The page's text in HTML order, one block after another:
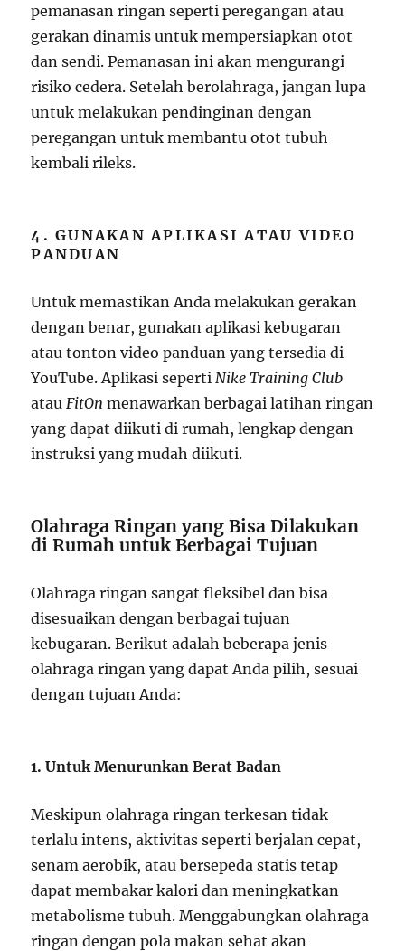
pemanasan ringan seperti peregangan atau
gerakan dinamis untuk mempersiapkan otot
dan sendi. Pemanasan ini akan mengurangi
risiko cedera. Setelah berolahraga, jangan lupa
untuk melakukan pendinginan dengan
peregangan untuk membantu otot tubuh
kembali rileks.
4. GUNAKAN APLIKASI ATAU VIDEO
PANDUAN
Untuk memastikan Anda melakukan gerakan
dengan benar, gunakan aplikasi kebugaran
atau tonton video panduan yang tersedia di
YouTube. Aplikasi seperti Nike Training Club
atau FitOn menawarkan berbagai latihan ringan
yang dapat diikuti di rumah, lengkap dengan
instruksi yang mudah diikuti.
Olahraga Ringan yang Bisa Dilakukan
di Rumah untuk Berbagai Tujuan
Olahraga ringan sangat fleksibel dan bisa
disesuaikan dengan berbagai tujuan
kebugaran. Berikut adalah beberapa jenis
olahraga ringan yang dapat Anda pilih, sesuai
dengan tujuan Anda:
1. Untuk Menurunkan Berat Badan
Meskipun olahraga ringan terkesan tidak
terlalu intens, aktivitas seperti berjalan cepat,
senam aerobik, atau bersepeda statis tetap
dapat membakar kalori dan meningkatkan
metabolisme tubuh. Menggabungkan olahraga
ringan dengan pola makan sehat akan